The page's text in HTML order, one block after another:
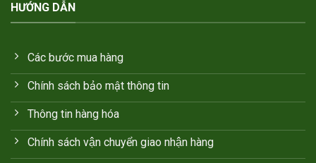
HƯỚNG DẪN
Các bước mua hàng
Chính sách bảo mật thông tin
Thông tin hàng hóa
Chính sách vận chuyển giao nhận hàng